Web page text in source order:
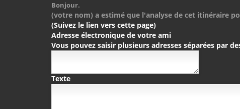
Bonjour.
(votre nom) a estimé que l'analyse de cet itinéraire
(Suivez le lien vers cette page)
Adresse électronique de votre ami
Vous pouvez saisir plusieurs adresses séparées par
Texte